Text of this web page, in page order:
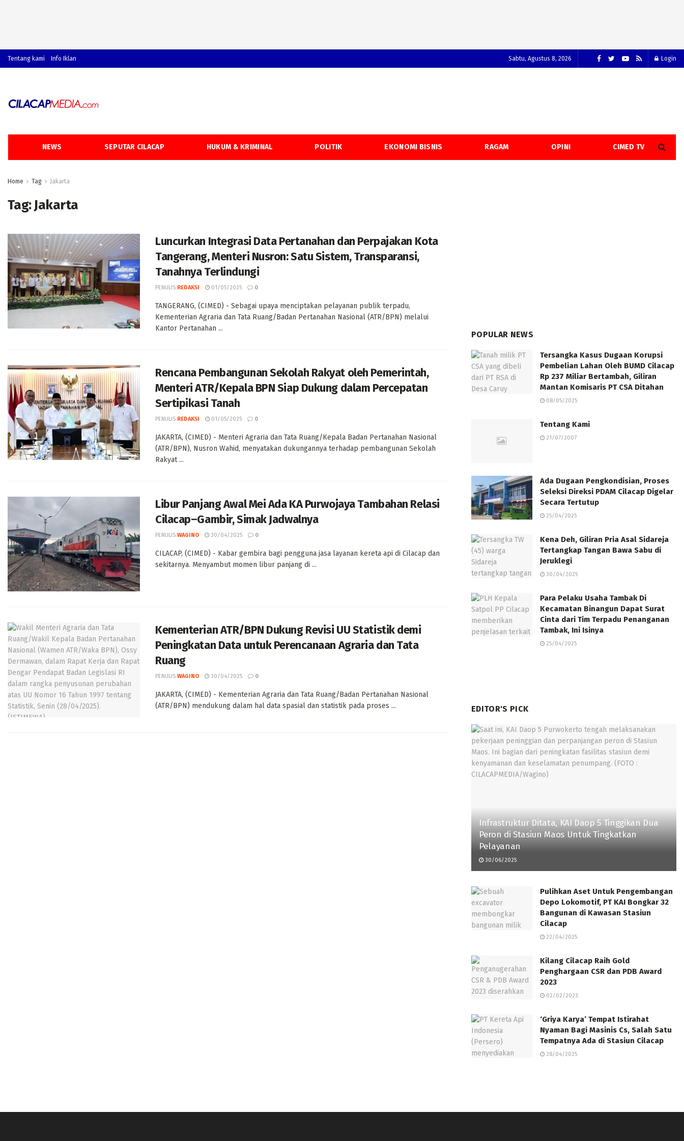
Tentang kami Info Iklan Sabtu, Agustus 8, 2026 Login
NEWS SEPUTAR CILACAP HUKUM & KRIMINAL POLITIK EKONOMI BISNIS RAGAM OPINI CIMED TV
Home Tag Jakarta
Tag:Jakarta
Luncurkan Integrasi Data Pertanahan dan Perpajakan Kota
Tangerang, Menteri Nusron: Satu Sistem, Transparansi,
Tanahnya Terlindungi
PENULIS REDAKSI 01/05/2025 0
TANGERANG, (CIMED) - Sebagai upaya menciptakan pelayanan publik terpadu,
Kementerian Agraria dan Tata Ruang/Badan Pertanahan Nasional (ATR/BPN) melalui
Kantor Pertanahan ...
Rencana Pembangunan Sekolah Rakyat oleh Pemerintah,
Menteri ATR/Kepala BPN Siap Dukung dalam Percepatan
Sertipikasi Tanah
PENULIS REDAKSI 01/05/2025 0
JAKARTA, (CIMED) - Menteri Agraria dan Tata Ruang/Kepala Badan Pertanahan Nasional
(ATR/BPN), Nusron Wahid, menyatakan dukungannya terhadap pembangunan Sekolah
Rakyat ...
Libur Panjang Awal Mei Ada KA Purwojaya Tambahan Relasi
Cilacap–Gambir, Simak Jadwalnya
PENULIS WAGINO 30/04/2025 0
CILACAP, (CIMED) - Kabar gembira bagi pengguna jasa layanan kereta api di Cilacap dan
sekitarnya. Menyambut momen libur panjang di ...
Kementerian ATR/BPN Dukung Revisi UU Statistik demi
Peningkatan Data untuk Perencanaan Agraria dan Tata
Ruang
PENULIS WAGINO 30/04/2025 0
JAKARTA, (CIMED) - Kementerian Agraria dan Tata Ruang/Badan Pertanahan Nasional
(ATR/BPN) mendukung dalam hal data spasial dan statistik pada proses ...
POPULAR NEWS
Tersangka Kasus Dugaan Korupsi
Pembelian Lahan Oleh BUMD Cilacap
Rp 237 Miliar Bertambah, Giliran
Mantan Komisaris PT CSA Ditahan
08/05/2025
Tentang Kami
21/07/2007
Ada Dugaan Pengkondisian, Proses
Seleksi Direksi PDAM Cilacap Digelar
Secara Tertutup
25/04/2025
Kena Deh, Giliran Pria Asal Sidareja
Tertangkap Tangan Bawa Sabu di
Jeruklegi
30/04/2025
Para Pelaku Usaha Tambak Di
Kecamatan Binangun Dapat Surat
Cinta dari Tim Terpadu Penanganan
Tambak, Ini Isinya
25/04/2025
EDITOR'S PICK
Infrastruktur Ditata, KAI Daop 5 Tinggikan Dua
Peron di Stasiun Maos Untuk Tingkatkan
Pelayanan
30/06/2025
Pulihkan Aset Untuk Pengembangan
Depo Lokomotif, PT KAI Bongkar 32
Bangunan di Kawasan Stasiun
Cilacap
22/04/2025
Kilang Cilacap Raih Gold
Penghargaan CSR dan PDB Award
2023
02/02/2023
‘Griya Karya’ Tempat Istirahat
Nyaman Bagi Masinis Cs, Salah Satu
Tempatnya Ada di Stasiun Cilacap
28/04/2025